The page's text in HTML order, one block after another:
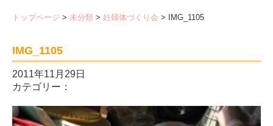
トップページ > 未分類 > 妊婦体づくり会 > IMG_1105
IMG_1105
2011年11月29日
カテゴリー：